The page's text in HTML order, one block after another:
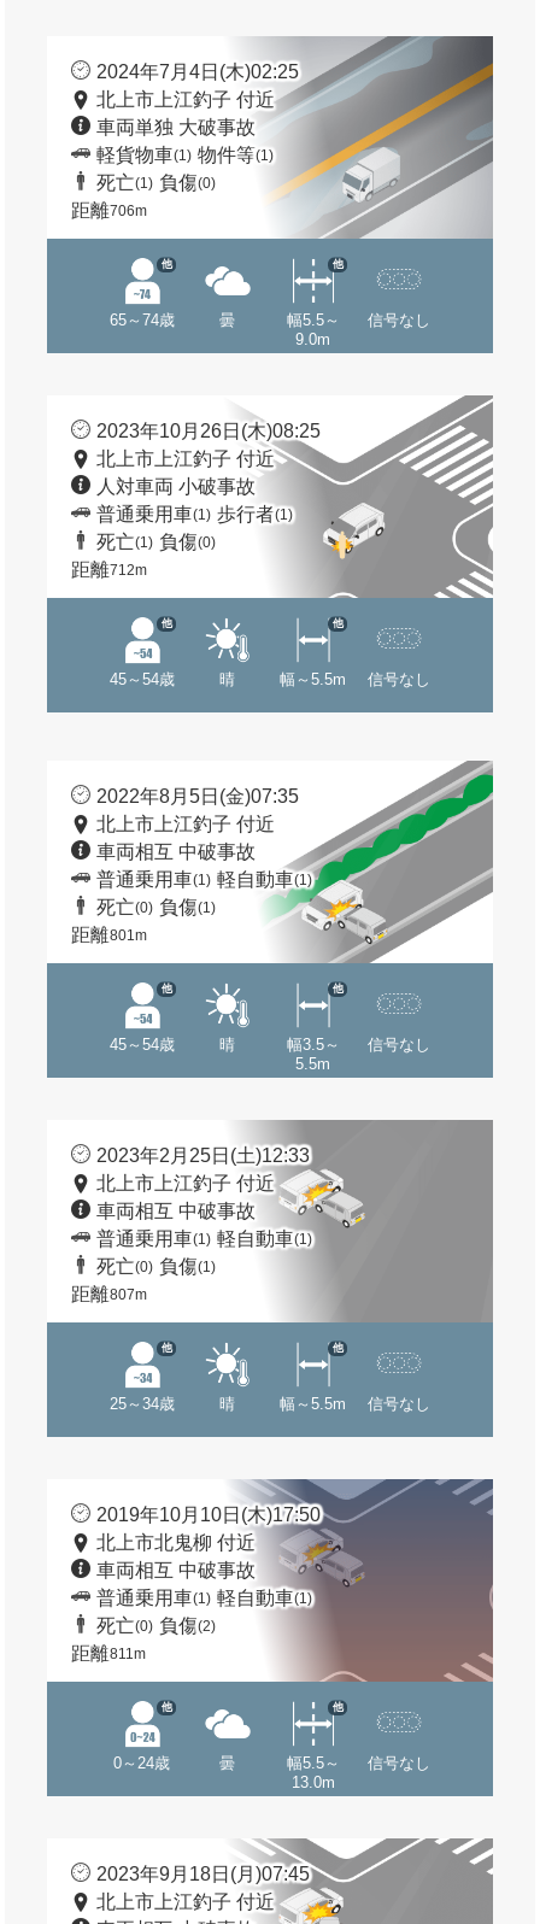
2024年7月4日(木)02:25
北上市上江釣子 付近
車両単独 大破事故
軽貨物車(1) 物件等(1)
死亡(1) 負傷(0)
距離706m
65～74歳
他
曇
幅5.5～
9.0m
他
信号なし
2023年10月26日(木)08:25
北上市上江釣子 付近
人対車両 小破事故
普通乗用車(1) 歩行者(1)
死亡(1) 負傷(0)
距離712m
45～54歳
他
晴 幅～5.5m
他
信号なし
2022年8月5日(金)07:35
北上市上江釣子 付近
車両相互 中破事故
普通乗用車(1) 軽自動車(1)
死亡(0) 負傷(1)
距離801m
45～54歳
他
晴
幅3.5～
5.5m
他
信号なし
2023年2月25日(土)12:33
北上市上江釣子 付近
車両相互 中破事故
普通乗用車(1) 軽自動車(1)
死亡(0) 負傷(1)
距離807m
25～34歳
他
晴 幅～5.5m
他
信号なし
2019年10月10日(木)17:50
北上市北鬼柳 付近
車両相互 中破事故
普通乗用車(1) 軽自動車(1)
死亡(0) 負傷(2)
距離811m
0～24歳
他
曇
幅5.5～
13.0m
他
信号なし
2023年9月18日(月)07:45
北上市上江釣子 付近